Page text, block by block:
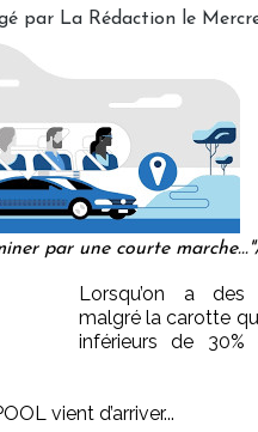
par La Rédaction le
par une courte
Lorsqu’on a des
malgré la carotte
inférieurs de 30%
vient d’arriver...